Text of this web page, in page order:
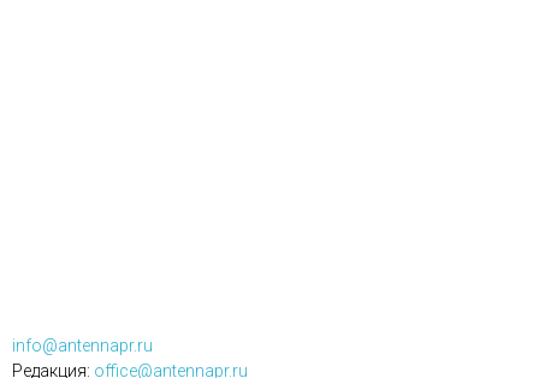
info@antennapr.ru
Редакция: office@antennapr.ru